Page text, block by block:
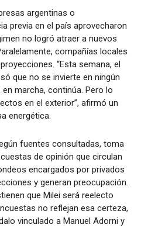
argentinas o
previa en el país aprovecharon
no logró atraer a nuevos
compañías locales
“Esta semana, el
que no se invierte en ningún
marcha, continúa. Pero lo
en el exterior”, afirmó un
energética.
fuentes consultadas, toma
de opinión que circulan
encargados por privados
y generan preocupación.
que Milei será reelecto
no reflejan esa certeza,
vinculado a Manuel Adorni y